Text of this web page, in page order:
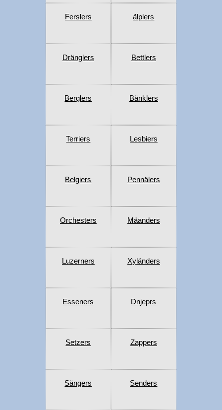
Ferslers älplers
Dränglers Bettlers
Berglers Bänklers
Terriers Lesbiers
Belgiers Pennälers
Orchesters Mäanders
Luzerners Xyländers
Esseners Dnjeprs
Setzers Zappers
Sängers Senders